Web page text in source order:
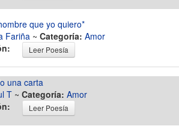
que yo quiero*
Fariña ~ Categoría: Amor
Leer Poesía
una carta
T ~ Categoría: Amor
Leer Poesía